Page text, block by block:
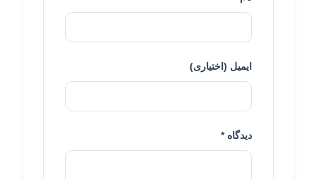
ایمیل (اختیاری)
دیدگاه *